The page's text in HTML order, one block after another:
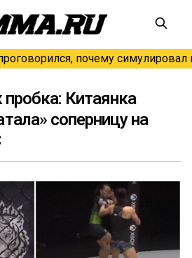
почему симулировал
пробка: Китаянка
соперницу на